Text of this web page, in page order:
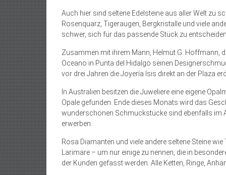
Auch hier sind seltene Edelsteine aus aller Welt zu
Rosenquarz, Tigeraugen, Bergkristalle und viele
schwer, sich für das passende Stück zu entscheiden.
Zusammen mit ihrem Mann, Helmut G. Hoffmann,
Oceano in Punta del Hidalgo seinen
vor drei Jahren die Joyería Isis direkt an der Plaza
In Australien besitzen die Juweliere eine eigene
Opale gefunden. Ende dieses Monats wird das
wunderschönen Schmuckstücke sind ebenfalls im
erwerben.
Rosa Diamanten und viele andere seltene Steine
Larimare – um nur einige zu nennen, die in
der Kunden gefasst werden. Alle Ketten, Ringe,